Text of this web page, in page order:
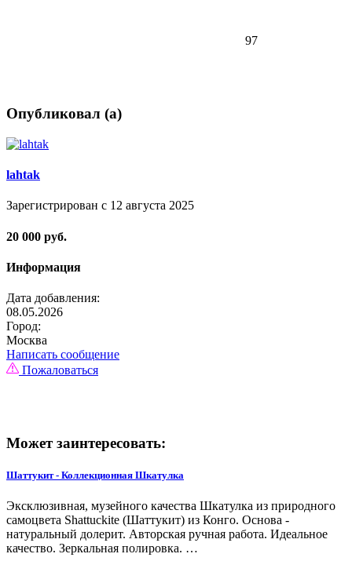
97
Опубликовал (а)
lahtak
Зарегистрирован с 12 августа 2025
20 000 руб.
Информация
Дата добавления:
08.05.2026
Город:
Москва
Написать сообщение
Пожаловаться
Может заинтересовать:
Шаттукит - Коллекционная Шкатулка
Эксклюзивная, музейного качества Шкатулка из природного
самоцвета Shattuckite (Шаттукит) из Конго. Основа -
натуральный долерит. Авторская ручная работа. Идеальное
качество. Зеркальная полировка. …